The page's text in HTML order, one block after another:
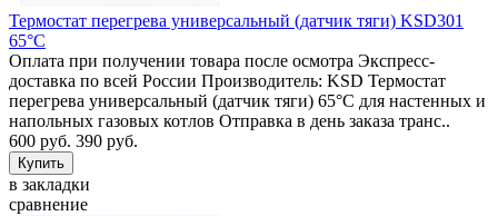
Термостат перегрева универсальный (датчик тяги) KSD301
65°C
Оплата при получении товара после осмотра Экспресс-
доставка по всей России Производитель: KSD Термостат
перегрева универсальный (датчик тяги) 65°C для настенных и
напольных газовых котлов Отправка в день заказа транс..
600 руб. 390 руб.
в закладки
сравнение